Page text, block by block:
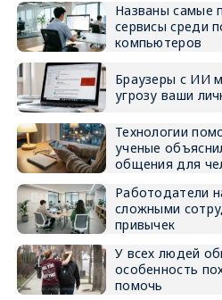
Названы самые
сервисы среди
компьютеров
Браузеры с ИИ
угрозу ваши
Технологии
ученые
общения для
Работодатели
сложными
привычек
У всех людей
особенность
помочь